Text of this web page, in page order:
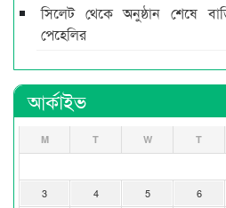
সিলেট থেকে অনুষ্ঠান শেষে
পেহেলির
আর্কাইভ
M T W T
3
4 5 6